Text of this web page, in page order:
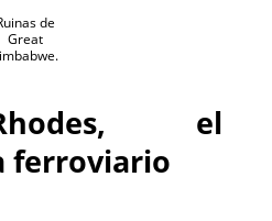
de
Great
el
ferroviario